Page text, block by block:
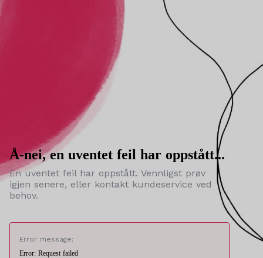
Å-nei, en uventet feil har oppstått...
En uventet feil har oppstått. Vennligst prøv
igjen senere, eller kontakt kundeservice ved
behov.
Error message:
Error: Request failed